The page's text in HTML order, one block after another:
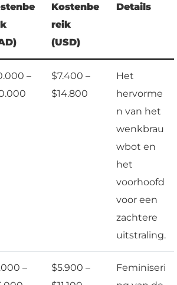
Kostenbe
reik
(USD)
Details
–
$7.400 –
$14.800
Het
hervorme
n van het
wenkbrau
wbot en
het
voorhoofd
voor een
zachtere
uitstraling.
–
$5.900 –
Feminiseri